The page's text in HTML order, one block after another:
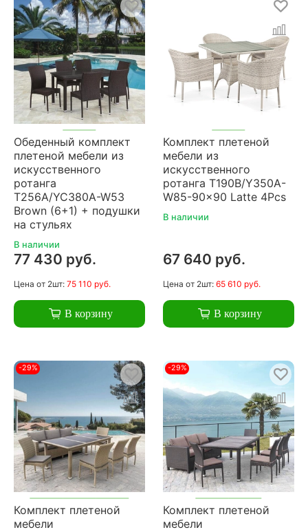
Обеденный комплект
плетеной мебели из
искусственного
ротанга
T256A/YC380A-W53
Brown (6+1) + подушки
на стульях
В наличии
77 430 руб.
Цена от 2шт: 75 110 руб.
В корзину
Комплект плетеной
мебели из
искусственного
ротанга T190B/Y350A-
W85-90x90 Latte 4Pcs
В наличии
67 640 руб.
Цена от 2шт: 65 610 руб.
В корзину
-29%
Комплект плетеной
мебели
-29%
Комплект плетеной
мебели